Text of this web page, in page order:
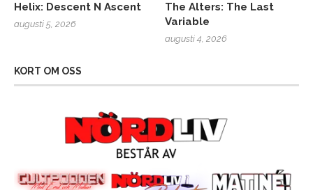
Helix: Descent N Ascent
augusti 5, 2026
The Alters: The Last
Variable
augusti 4, 2026
KORT OM OSS